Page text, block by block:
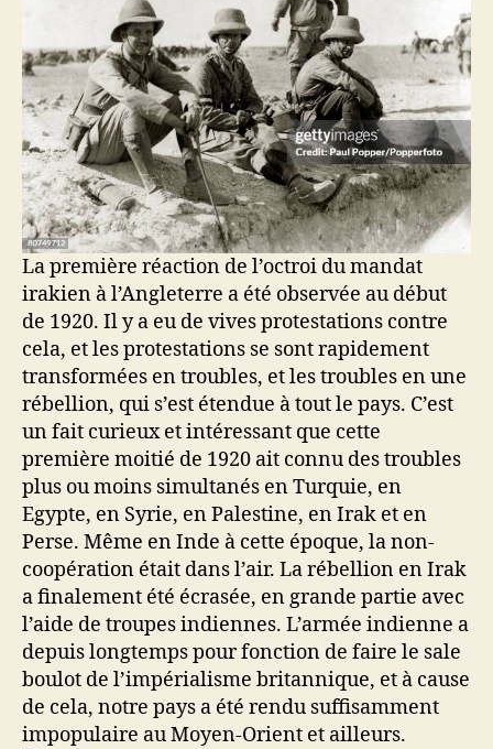
La première réaction de l’octroi du mandat
irakien à l’Angleterre a été observée au début
de 1920. Il y a eu de vives protestations contre
cela, et les protestations se sont rapidement
transformées en troubles, et les troubles en une
rébellion, qui s’est étendue à tout le pays. C’est
un fait curieux et intéressant que cette
première moitié de 1920 ait connu des troubles
plus ou moins simultanés en Turquie, en
Egypte, en Syrie, en Palestine, en Irak et en
Perse. Même en Inde à cette époque, la non-
coopération était dans l’air. La rébellion en Irak
a finalement été écrasée, en grande partie avec
l’aide de troupes indiennes. L’armée indienne a
depuis longtemps pour fonction de faire le sale
boulot de l’impérialisme britannique, et à cause
de cela, notre pays a été rendu suffisamment
impopulaire au Moyen-Orient et ailleurs.